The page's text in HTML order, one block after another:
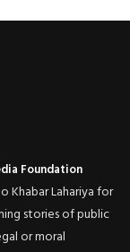
Foundation
Khabar Lahariya for
stories of public
or moral